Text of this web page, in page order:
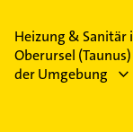
Feiertagen
Heizung & Sanitär
Oberursel
der Umgebung